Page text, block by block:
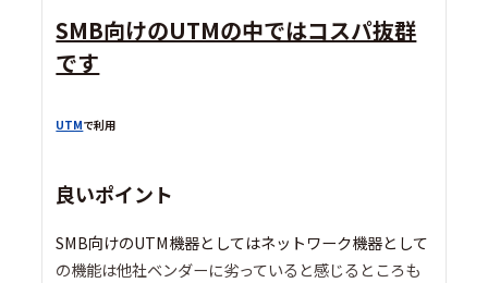
SMB向けのUTMの中ではコスパ抜群
です
UTMで利用
良いポイント
SMB向けのUTM機器としてはネットワーク機器として
の機能は他社ベンダーに劣っていると感じるところも